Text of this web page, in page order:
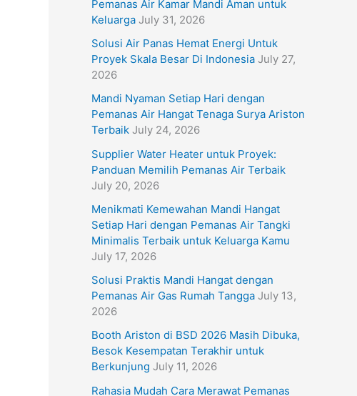
Pemanas Air Kamar Mandi Aman untuk
Keluarga July 31, 2026
Solusi Air Panas Hemat Energi Untuk
Proyek Skala Besar Di Indonesia July 27,
2026
Mandi Nyaman Setiap Hari dengan
Pemanas Air Hangat Tenaga Surya Ariston
Terbaik July 24, 2026
Supplier Water Heater untuk Proyek:
Panduan Memilih Pemanas Air Terbaik
July 20, 2026
Menikmati Kemewahan Mandi Hangat
Setiap Hari dengan Pemanas Air Tangki
Minimalis Terbaik untuk Keluarga Kamu
July 17, 2026
Solusi Praktis Mandi Hangat dengan
Pemanas Air Gas Rumah Tangga July 13,
2026
Booth Ariston di BSD 2026 Masih Dibuka,
Besok Kesempatan Terakhir untuk
Berkunjung July 11, 2026
Rahasia Mudah Cara Merawat Pemanas